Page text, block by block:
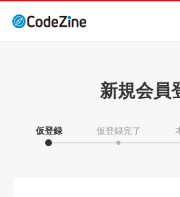
新規会員
仮登録 仮登録完了